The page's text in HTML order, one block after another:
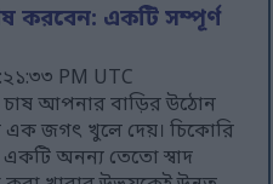
করবেন: একটি সম্পূর্ণ
PM UTC
আপনার বাড়ির উঠোন
জগৎ খুলে দেয়। চিকোরি
অনন্য তেতো স্বাদ